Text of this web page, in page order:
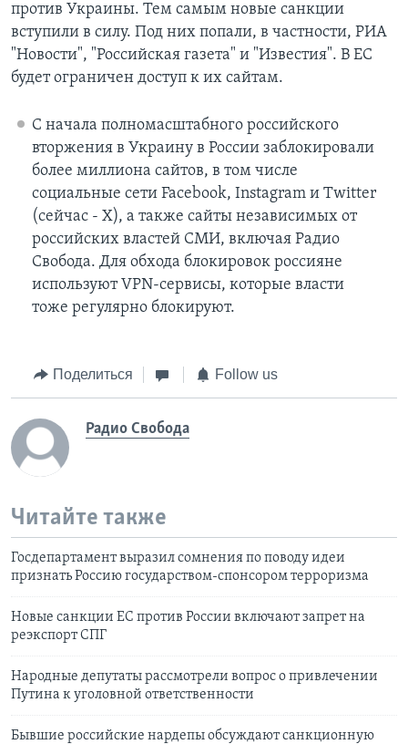
против Украины. Тем самым новые санкции
вступили в силу. Под них попали, в частности, РИА
"Новости", "Российская газета" и "Известия". В ЕС
будет ограничен доступ к их сайтам.
С начала полномасштабного российского
вторжения в Украину в России заблокировали
более миллиона сайтов, в том числе
социальные сети Facebook, Instagram и Twitter
(сейчас - X), а также сайты независимых от
российских властей СМИ, включая Радио
Свобода. Для обхода блокировок россияне
используют VPN-сервисы, которые власти
тоже регулярно блокируют.
Поделиться Follow us
Радио Свобода
Читайте также
Госдепартамент выразил сомнения по поводу идеи
признать Россию государством-спонсором терроризма
Новые санкции ЕС против России включают запрет на
реэкспорт СПГ
Народные депутаты рассмотрели вопрос о привлечении
Путина к уголовной ответственности
Бывшие российские нардепы обсуждают санкционную